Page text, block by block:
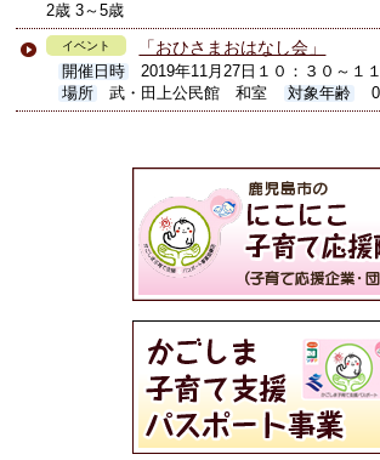
2歳 3～5歳
イベント 「おひさまおはなし会」
開催日時
2019年11月27日１０：３０～１
場所
武・田上公民館 和室 対象年齢